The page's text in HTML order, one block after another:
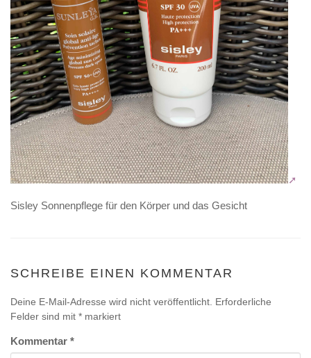
Sisley Sonnenpflege für den Körper und das Gesicht
SCHREIBE EINEN KOMMENTAR
Deine E-Mail-Adresse wird nicht veröffentlicht. Erforderliche
Felder sind mit * markiert
Kommentar *